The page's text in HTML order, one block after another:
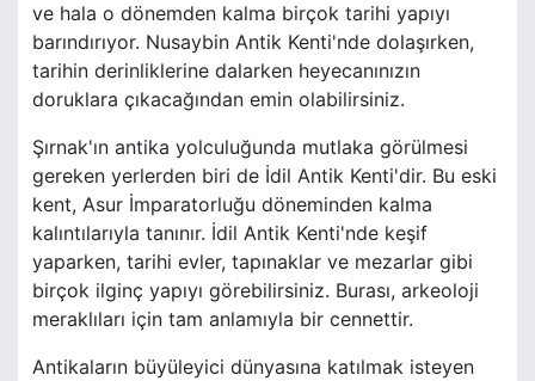
ve hala o dönemden kalma birçok tarihi yapıyı
barındırıyor. Nusaybin Antik Kenti'nde dolaşırken,
tarihin derinliklerine dalarken heyecanınızın
doruklara çıkacağından emin olabilirsiniz.
Şırnak'ın antika yolculuğunda mutlaka görülmesi
gereken yerlerden biri de İdil Antik Kenti'dir. Bu eski
kent, Asur İmparatorluğu döneminden kalma
kalıntılarıyla tanınır. İdil Antik Kenti'nde keşif
yaparken, tarihi evler, tapınaklar ve mezarlar gibi
birçok ilginç yapıyı görebilirsiniz. Burası, arkeoloji
meraklıları için tam anlamıyla bir cennettir.
Antikaların büyüleyici dünyasına katılmak isteyen